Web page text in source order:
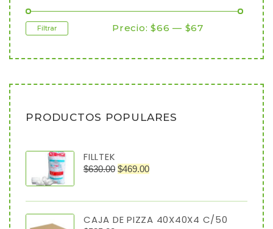
Filtrar Precio:$66 — $67
PRODUCTOS POPULARES
FILLTEK
$630.00 $469.00
CAJA DE PIZZA 40X40X4 C/50